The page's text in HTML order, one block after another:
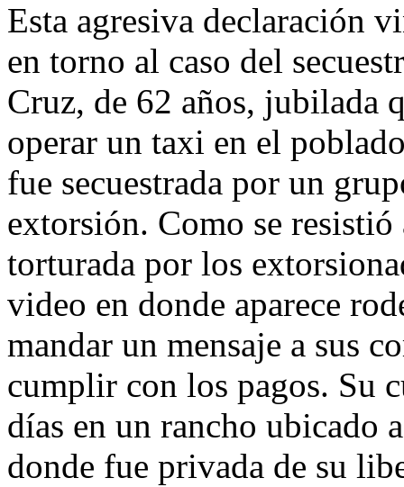
Esta agresiva declaración
en torno al caso del
Cruz, de 62 años, jubilada
operar un taxi en el
fue secuestrada por un
extorsión. Como se resistió
torturada por los
video en donde aparece
mandar un mensaje a sus
cumplir con los pagos. Su
días en un rancho ubicado
donde fue privada de su